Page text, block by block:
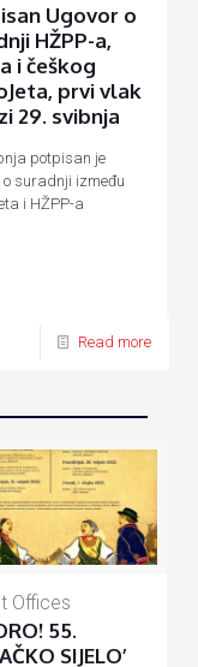
Ugovor o
HŽPP-a,
i češkog
prvi vlak
29. svibnja
potpisan je
o suradnji između
i HŽPP-a
Read more
Offices
55.
SIJELO’